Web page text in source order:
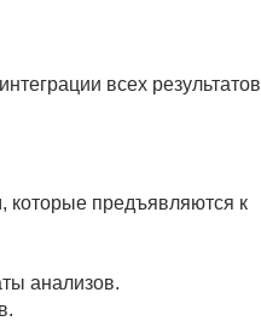
всех результатов
которые предъявляются к
анализов.